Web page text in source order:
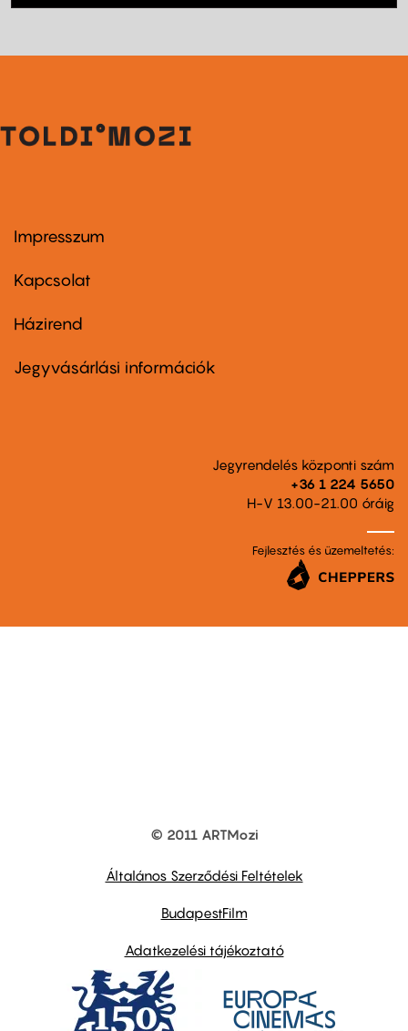
Footer
first
Impresszum
Kapcsolat
Footer
second
Házirend
Jegyvásárlási információk
Jegyrendelés központi szám
+36 1 224 5650
H-V 13.00-21.00 óráig
Fejlesztés és üzemeltetés:
© 2011 ARTMozi
Általános Szerződési Feltételek
BudapestFilm
Adatkezelési tájékoztató